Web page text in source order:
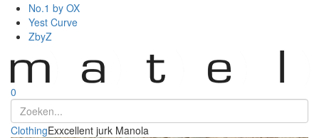
No.1 by OX
Yest Curve
ZbyZ
0
ClothingExxcellent jurk Manola